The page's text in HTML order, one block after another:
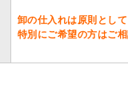
卸の仕入れは原則とし
特別にご希望の方はご